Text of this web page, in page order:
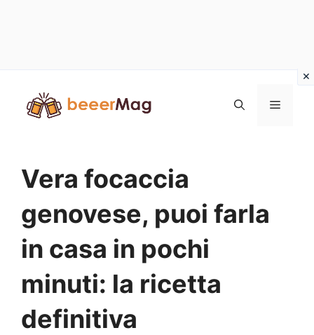
contenuto
Menu
Vera focaccia
genovese, puoi farla
in casa in pochi
minuti: la ricetta
definitiva